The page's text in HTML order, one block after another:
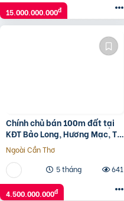
15.000.000.000đ
Chính chủ bán 100m đất tại
KĐT Bảo Long, Hương Mạc, Từ
Sơn, Bắc Ninh giá đầu tư
Ngoài Cần Thơ
5 tháng
641
4.500.000.000đ